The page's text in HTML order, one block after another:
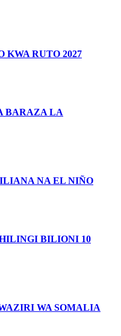
KWA RUTO 2027
BARAZA LA
NA EL NIÑO
BILIONI 10
WA SOMALIA